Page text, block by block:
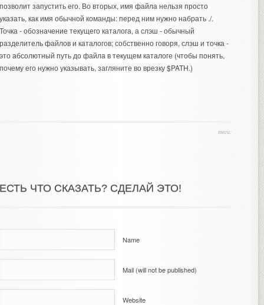
запустить его. Во вторых, имя файла нельзя просто
как имя обычной команды: перед ним нужно набрать ./.
- обозначение текущего каталога, а слэш - обычный
файлов и каталогов; собственно говоря, слэш и точка -
абсолютный путь до файла в текущем каталоге (чтобы понять,
его нужно указывать, загляните во врезку $PATH.)
теги:
ЧТО СКАЗАТЬ? СДЕЛАЙ ЭТО!
Name
Mail (will not be published)
Website